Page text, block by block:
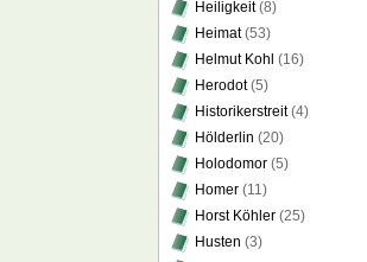
Heiligkeit(8)
Heimat(53)
Helmut Kohl (16)
Herodot(5)
Historikerstreit(4)
Hölderlin (20)
Holodomor (5)
Homer (11)
Horst Köhler (25)
Husten (3)